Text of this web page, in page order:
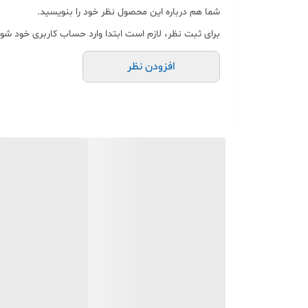
شما هم درباره این محصول نظر خود را بنویسید.
برای ثبت نظر، لازم است ابتدا وارد حساب کاربری خود
افزودن نظر